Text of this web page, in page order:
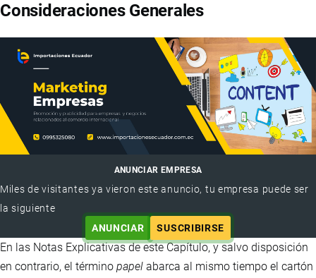
Consideraciones Generales
ANUNCIAR EMPRESA
Miles de visitantes ya vieron este anuncio, tu empresa puede ser
la siguiente
ANUNCIAR
SUSCRIBIRSE
En las Notas Explicativas de este Capítulo, y salvo disposición
en contrario, el término papel abarca al mismo tiempo el cartón